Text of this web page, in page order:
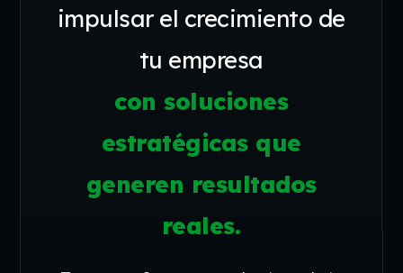
impulsar el crecimiento de
tu empresa
con soluciones
estratégicas que
generen resultados
reales.